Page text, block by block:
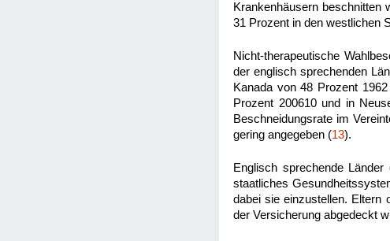
Krankenhäusern beschnitten
31 Prozent in den westlichen
Nicht-therapeutische
der englisch sprechenden
Kanada von 48 Prozent
Prozent 200610 und in
Beschneidungsrate im
gering angegeben (13).
Englisch sprechende
staatliches
dabei sie einzustellen. Eltern
der Versicherung abgedeckt